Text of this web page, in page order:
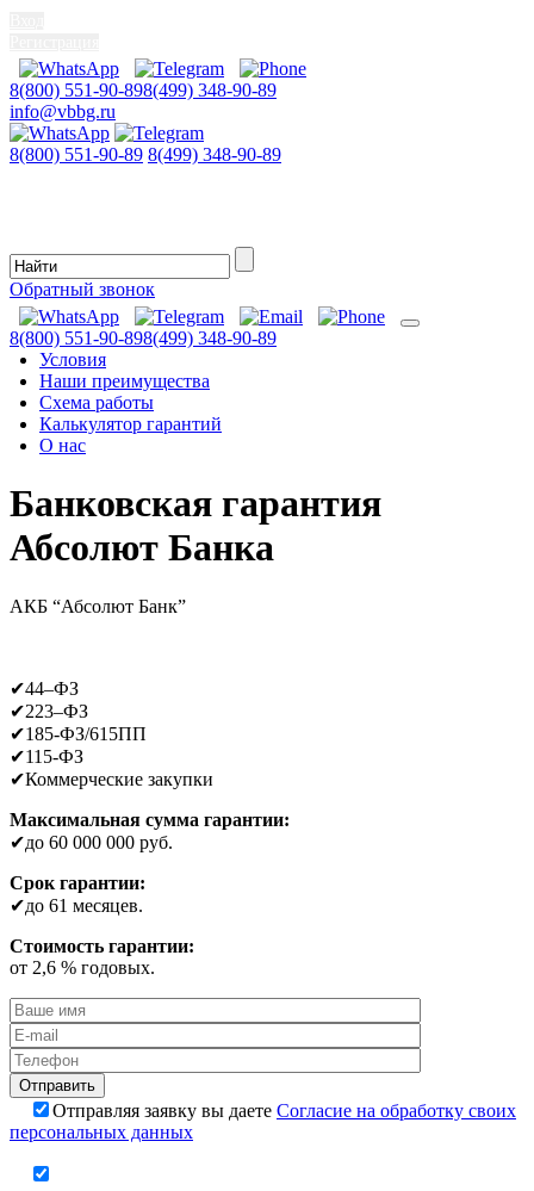
8(800) 551-90-898(499) 348-90-89
info@vbbg.ru
8(800) 551-90-89 8(499) 348-90-89
Обратный звонок
8(800) 551-90-898(499) 348-90-89
Условия
Наши преимущества
Схема работы
Калькулятор гарантий
О нас
Банковская гарантия
Абсолют Банка
АКБ “Абсолют Банк”
✔44–ФЗ
✔223–ФЗ
✔185-ФЗ/615ПП
✔115-ФЗ
✔Коммерческие закупки
Максимальная сумма гарантии:
✔до 60 000 000 руб.
Срок гарантии:
✔до 61 месяцев.
Стоимость гарантии:
от 2,6 % годовых.
Отправляя заявку вы даете Согласие на обработку своих
персональных данных